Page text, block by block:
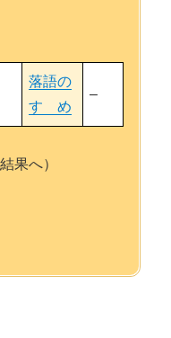
落語の
すゝめ
–
果へ）